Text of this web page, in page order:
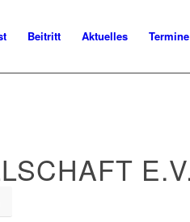
Beitritt Aktuelles Termine